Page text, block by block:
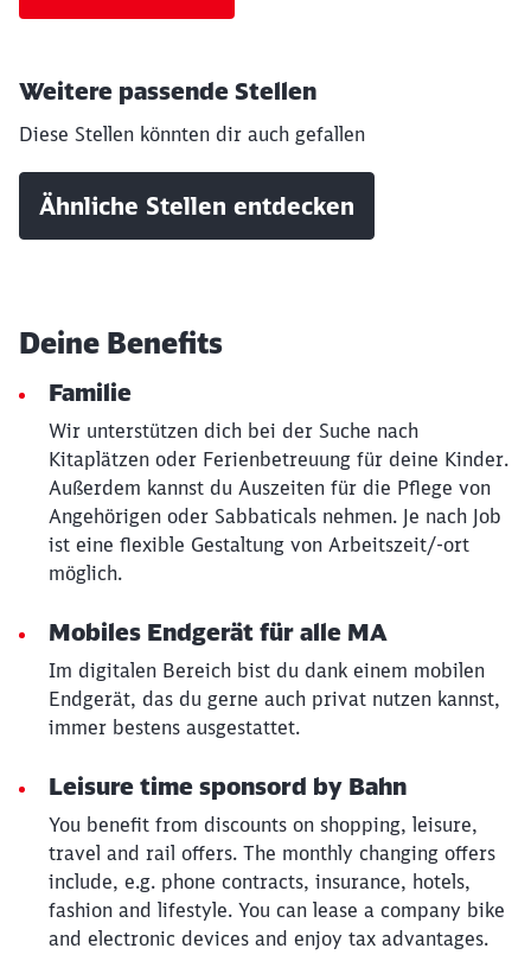
Weitere passende Stellen
Diese Stellen könnten dir auch gefallen
Ähnliche Stellen entdecken
Deine Benefits
Familie
Wir unterstützen dich bei der Suche nach
Kitaplätzen oder Ferienbetreuung für deine Kinder.
Außerdem kannst du Auszeiten für die Pflege von
Angehörigen oder Sabbaticals nehmen. Je nach Job
ist eine flexible Gestaltung von Arbeitszeit/-ort
möglich.
Mobiles Endgerät für alle MA
Im digitalen Bereich bist du dank einem mobilen
Endgerät, das du gerne auch privat nutzen kannst,
immer bestens ausgestattet.
Leisure time sponsord by Bahn
You benefit from discounts on shopping, leisure,
travel and rail offers. The monthly changing offers
include, e.g. phone contracts, insurance, hotels,
fashion and lifestyle. You can lease a company bike
and electronic devices and enjoy tax advantages.
Möchten Sie zuweitergeleitet
werden?